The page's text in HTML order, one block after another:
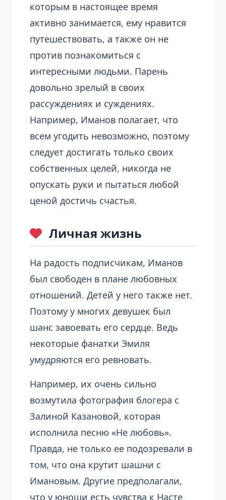
которым в настоящее время
активно занимается, ему нравится
путешествовать, а также он не
против познакомиться с
интересными людьми. Парень
довольно зрелый в своих
рассуждениях и суждениях.
Например, Иманов полагает, что
всем угодить невозможно, поэтому
следует достигать только своих
собственных целей, никогда не
опускать руки и пытаться любой
ценой достичь счастья.
Личная жизнь
На радость подписчикам, Иманов
был свободен в плане любовных
отношений. Детей у него также нет.
Поэтому у многих девушек был
шанс завоевать его сердце. Ведь
некоторые фанатки Эмиля
умудряются его ревновать.
Например, их очень сильно
возмутила фотография блогера с
Залиной Казановой, которая
исполнила песню «Не любовь».
Правда, не только ее подозревали в
том, что она крутит шашни с
Имановым. Другие предполагали,
что у юноши есть чувства к Насте